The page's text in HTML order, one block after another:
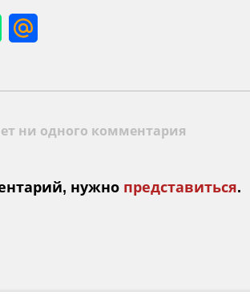
ни одного комментария
нужно представиться.